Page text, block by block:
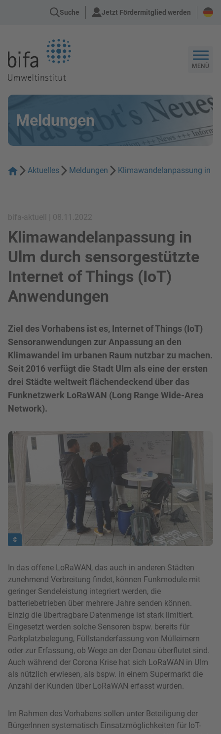
Suche Jetzt Fördermitglied werden
MENÜ
Meldungen
Aktuelles Meldungen Klimawandelanpassung in
bifa-aktuell | 08.11.2022
Klimawandelanpassung in
Ulm durch sensorgestützte
Internet of Things (IoT)
Anwendungen
Ziel des Vorhabens ist es, Internet of Things (IoT)
Sensoranwendungen zur Anpassung an den
Klimawandel im urbanen Raum nutzbar zu machen.
Seit 2016 verfügt die Stadt Ulm als eine der ersten
drei Städte weltweit flächendeckend über das
Funknetzwerk LoRaWAN (Long Range Wide-Area
Network).
Bild in Lightbox zeigen
©
In das offene LoRaWAN, das auch in anderen Städten
zunehmend Verbreitung findet, können Funkmodule mit
geringer Sendeleistung integriert werden, die
batteriebetrieben über mehrere Jahre senden können.
Einzig die übertragbare Datenmenge ist stark limitiert.
Eingesetzt werden solche Sensoren bspw. bereits für
Parkplatzbelegung, Füllstanderfassung von Mülleimern
oder zur Erfassung, ob Wege an der Donau überflutet sind.
Auch während der Corona Krise hat sich LoRaWAN in Ulm
als nützlich erwiesen, als bspw. in einem Supermarkt die
Anzahl der Kunden über LoRaWAN erfasst wurden.
Im Rahmen des Vorhabens sollen unter Beteiligung der
BürgerInnen systematisch Einsatzmöglichkeiten für IoT-